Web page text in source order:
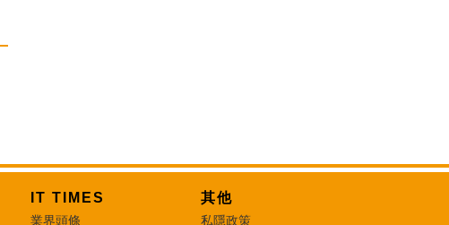
IT TIMES
業界頭條
其他
私隱政策